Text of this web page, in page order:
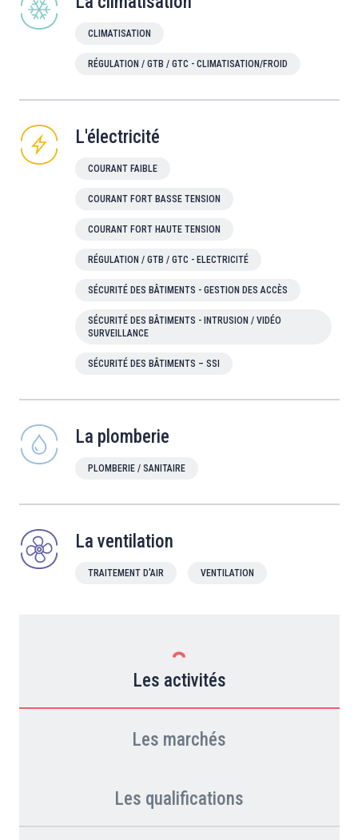
CLIMATISATION
RÉGULATION / GTB / GTC - CLIMATISATION/FROID
L'électricité
COURANT FAIBLE
COURANT FORT BASSE TENSION
COURANT FORT HAUTE TENSION
RÉGULATION / GTB / GTC - ELECTRICITÉ
SÉCURITÉ DES BÂTIMENTS - GESTION DES ACCÈS
SÉCURITÉ DES BÂTIMENTS - INTRUSION / VIDÉO
SURVEILLANCE
SÉCURITÉ DES BÂTIMENTS – SSI
La plomberie
PLOMBERIE / SANITAIRE
La ventilation
TRAITEMENT D'AIR VENTILATION
Les activités
Les marchés
Les qualifications